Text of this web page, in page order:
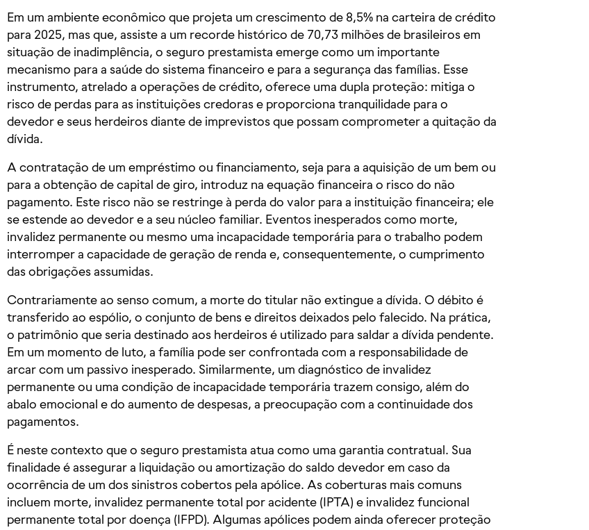
Em um ambiente econômico que projeta um crescimento de 8,5% na carteira de crédito
para 2025, mas que, assiste a um recorde histórico de 70,73 milhões de brasileiros em
situação de inadimplência, o seguro prestamista emerge como um importante
mecanismo para a saúde do sistema financeiro e para a segurança das famílias. Esse
instrumento, atrelado a operações de crédito, oferece uma dupla proteção: mitiga o
risco de perdas para as instituições credoras e proporciona tranquilidade para o
devedor e seus herdeiros diante de imprevistos que possam comprometer a quitação da
dívida.
A contratação de um empréstimo ou financiamento, seja para a aquisição de um bem ou
para a obtenção de capital de giro, introduz na equação financeira o risco do não
pagamento. Este risco não se restringe à perda do valor para a instituição financeira; ele
se estende ao devedor e a seu núcleo familiar. Eventos inesperados como morte,
invalidez permanente ou mesmo uma incapacidade temporária para o trabalho podem
interromper a capacidade de geração de renda e, consequentemente, o cumprimento
das obrigações assumidas.
Contrariamente ao senso comum, a morte do titular não extingue a dívida. O débito é
transferido ao espólio, o conjunto de bens e direitos deixados pelo falecido. Na prática,
o patrimônio que seria destinado aos herdeiros é utilizado para saldar a dívida pendente.
Em um momento de luto, a família pode ser confrontada com a responsabilidade de
arcar com um passivo inesperado. Similarmente, um diagnóstico de invalidez
permanente ou uma condição de incapacidade temporária trazem consigo, além do
abalo emocional e do aumento de despesas, a preocupação com a continuidade dos
pagamentos.
É neste contexto que o seguro prestamista atua como uma garantia contratual. Sua
finalidade é assegurar a liquidação ou amortização do saldo devedor em caso da
ocorrência de um dos sinistros cobertos pela apólice. As coberturas mais comuns
incluem morte, invalidez permanente total por acidente (IPTA) e invalidez funcional
permanente total por doença (IFPD). Algumas apólices podem ainda oferecer proteção